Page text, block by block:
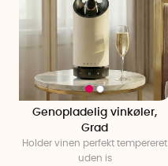
Genopladelig vinkøler,
Grad
Holder vinen perfekt tempereret
uden is